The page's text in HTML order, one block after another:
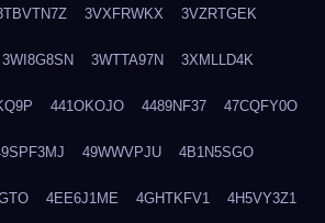
3VXFRWKX 3VZRTGEK
3WI8G8SN 3WTTA97N 3XMLLD4K
441OKOJO 4489NF37 47CQFY0O
49WWVPJU 4B1N5SGO
4EE6J1ME 4GHTKFV1 4H5VY3Z1